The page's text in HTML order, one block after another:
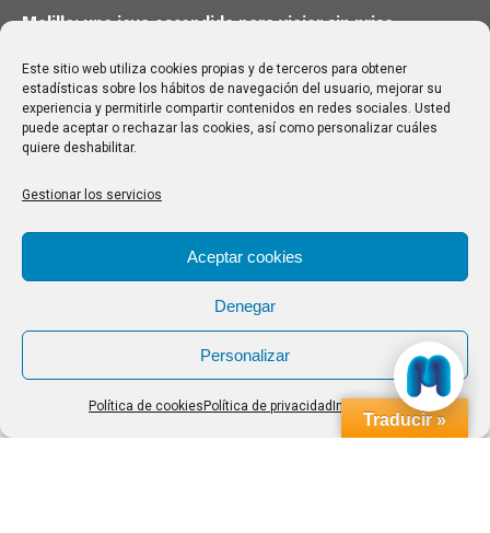
Este sitio web utiliza cookies propias y de terceros para obtener
estadísticas sobre los hábitos de navegación del usuario, mejorar su
experiencia y permitirle compartir contenidos en redes sociales. Usted
puede aceptar o rechazar las cookies, así como personalizar cuáles
quiere deshabilitar.
Gestionar los servicios
Aceptar cookies
Denegar
Personalizar
Política de cookies Política de privacidad Impressum
Melilla: una joya escondida para viajar sin prisa
28/07/2026
Buscar
Buscar:
Aviso Legal|Política de privacidad|Política de cookies
Traducir »